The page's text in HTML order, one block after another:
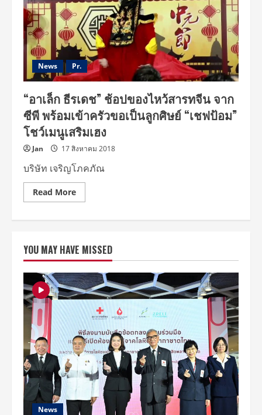
News Pr.
“อาเล็ก ธีรเดช” ช้อปของไหว้สารทจีน จาก
ซีพี พร้อมเข้าครัวขอเป็นลูกศิษย์ “เชฟป้อม”
โชว์เมนูเสริมเฮง
Jan 17 สิงหาคม 2018
บริษัท เจริญโภคภัณ
Read MoreRead
more
ช้อป
ของ
ไหว้
สารท
จีน
จาก
ซีพี
พร้อม
เข้า
ครัว
ขอ
เป็น
ลูก
ศิษย์
“เชฟ
ป้อม”
โชว์
เมนู
เสริม
เฮง
YOU MAY HAVE MISSED
News